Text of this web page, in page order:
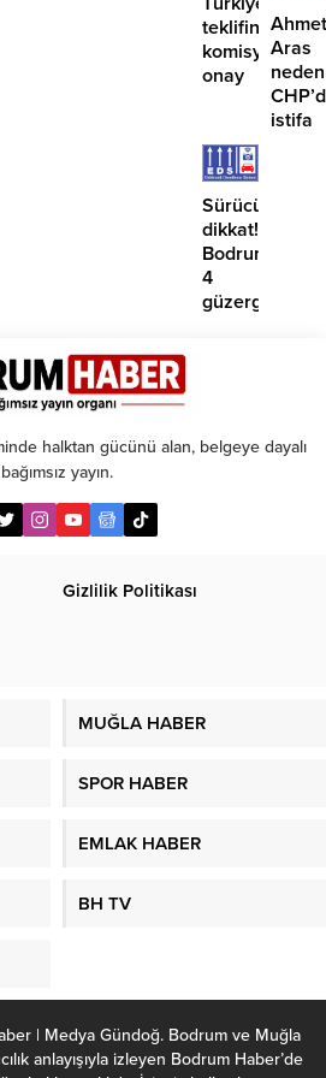
teklifine
komisyondan
onay
Ahmet
Aras
neden
istifa
Sürücüler
dikkat!
Bodrum’da
4
güzergahta
halktan gücünü alan, belgeye dayalı
bağımsız yayın.
Gizlilik Politikası
MUĞLA HABER
SPOR HABER
EMLAK HABER
BH TV
| Medya Gündoğ. Bodrum ve Muğla
anlayışıyla izleyen Bodrum Haber’de